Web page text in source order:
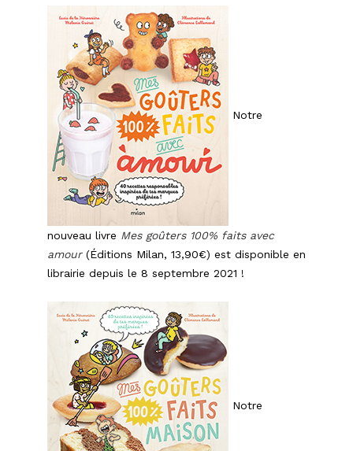
Notre
nouveau livre Mes goûters 100% faits avec
amour(Éditions Milan, 13,90€) est disponible en
librairie depuis le 8 septembre 2021 !
Notre